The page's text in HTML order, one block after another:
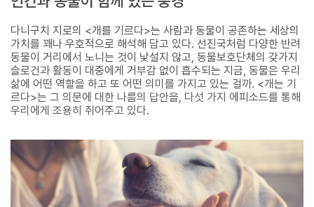
다니구치 지로의 <개를 기르다>는 사람과 동물이 공존하는 세상의
가치를 꽤나 우호적으로 해석해 담고 있다. 선진국처럼 다양한 반려
동물이 거리에서 노니는 것이 낯설지 않고, 동물보호단체의 갖가지
슬로건과 활동이 대중에게 거부감 없이 흡수되는 지금, 동물은 우리
삶에 어떤 역할을 하고 또 어떤 의미를 가지고 있는 걸까. <개는 기
르다>는 그 의문에 대한 나름의 답안을, 다섯 가지 에피소드를 통해
우리에게 조용히 쥐어주고 있다.